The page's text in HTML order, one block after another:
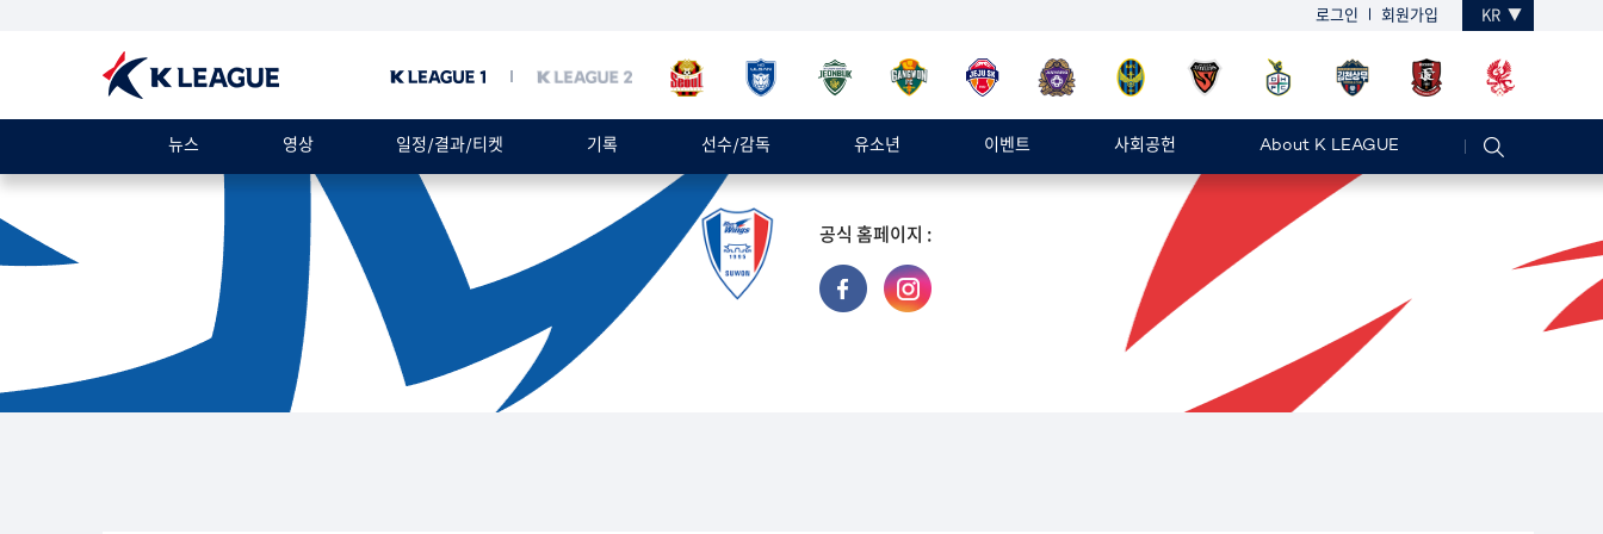
로그인 회원가입 KR
뉴스 영상 일정/결과/티켓 기록 선수/감독 유소년 이벤트 사회공헌 About K LEAGUE
공식 홈페이지 :